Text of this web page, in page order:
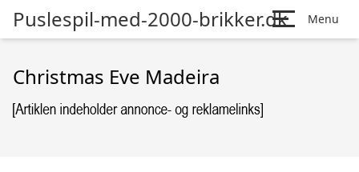
Puslespil-med-2000-brikker.dk Menu
Christmas Eve Madeira